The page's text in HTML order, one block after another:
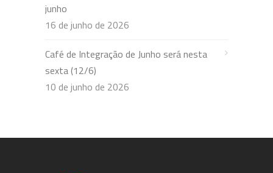
junho
16 de junho de 2026
Café de Integração de Junho será nesta
sexta (12/6)
10 de junho de 2026